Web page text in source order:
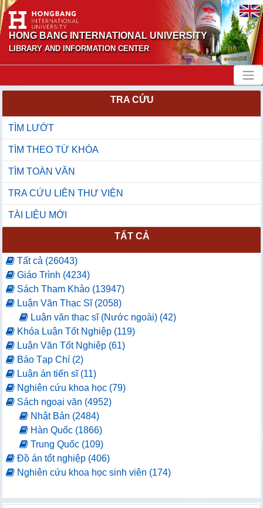
HONG BANG INTERNATIONAL UNIVERSITY
LIBRARY AND INFORMATION CENTER
TRA CỨU
TÌM LƯỚT
TÌM THEO TỪ KHÓA
TÌM TOÀN VĂN
TRA CỨU LIÊN THƯ VIỆN
TÀI LIỆU MỚI
TẤT CẢ
Tất cả (26043)
Giáo Trình (4234)
Sách Tham Khảo (13947)
Luận Văn Thạc Sĩ (2058)
Luận văn thạc sĩ (Nước ngoài) (42)
Khóa Luận Tốt Nghiệp (119)
Luận Văn Tốt Nghiệp (61)
Báo Tạp Chí (2)
Luận án tiến sĩ (11)
Nghiên cứu khoa học (79)
Sách ngoại văn (4952)
Nhật Bản (2484)
Hàn Quốc (1866)
Trung Quốc (109)
Đồ án tốt nghiệp (406)
Nghiên cứu khoa học sinh viên (174)